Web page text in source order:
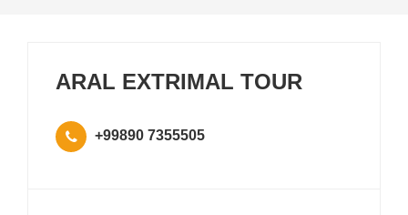
ARAL EXTRIMAL TOUR
+99890 7355505